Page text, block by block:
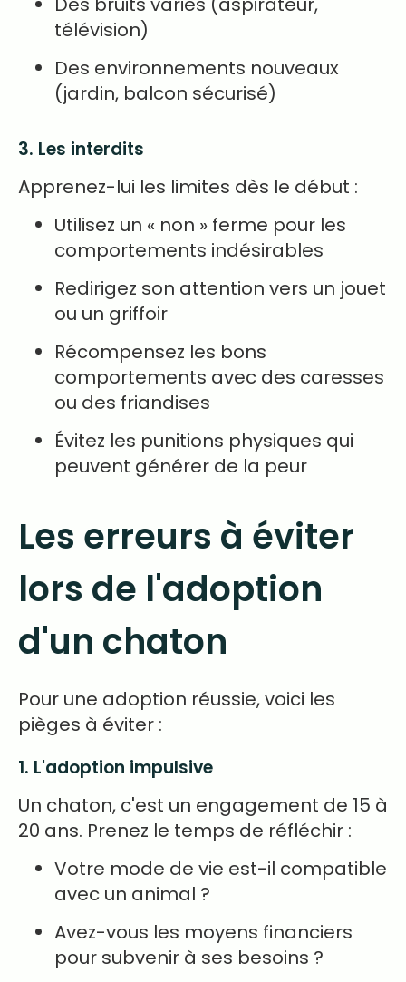
télévision)
Des environnements nouveaux
(jardin, balcon sécurisé)
3. Les interdits
Apprenez-lui les limites dès le début :
Utilisez un « non » ferme pour les
comportements indésirables
Redirigez son attention vers un jouet
ou un griffoir
Récompensez les bons
comportements avec des caresses
ou des friandises
Évitez les punitions physiques qui
peuvent générer de la peur
Les erreurs à éviter
lors de l'adoption
d'un chaton
Pour une adoption réussie, voici les
pièges à éviter :
1. L'adoption impulsive
Un chaton, c'est un engagement de 15 à
20 ans. Prenez le temps de réfléchir :
Votre mode de vie est-il compatible
avec un animal ?
Avez-vous les moyens financiers
pour subvenir à ses besoins ?